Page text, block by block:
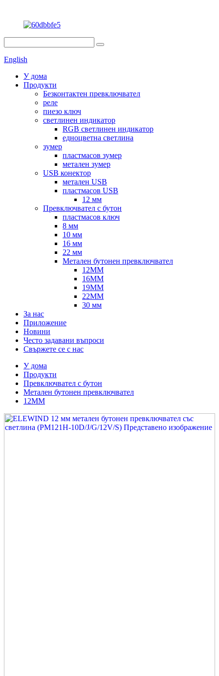
English
У дома
Продукти
Безконтактен превключвател
реле
пиезо ключ
светлинен индикатор
RGB светлинен индикатор
едноцветна светлина
зумер
пластмасов зумер
метален зумер
USB конектор
метален USB
пластмасов USB
12 мм
Превключвател с бутон
пластмасов ключ
8 мм
10 мм
16 мм
22 мм
Метален бутонен превключвател
12MM
16MM
19MM
22MM
30 мм
За нас
Приложение
Новини
Често задавани въпроси
Свържете се с нас
У дома
Продукти
Превключвател с бутон
Метален бутонен превключвател
12MM